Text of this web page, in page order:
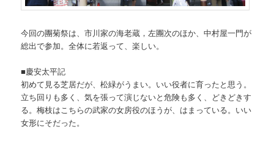
今回の團菊祭は、市川家の海老蔵，左團次のほか、中村屋一門が
総出で参加。全体に若返って、楽しい。
■慶安太平記
初めて見る芝居だが、松緑がうまい。いい役者に育ったと思う。
立ち回りも多く、気を張って演じないと危険も多く、どきどきす
る。梅枝はこちらの武家の女房役のほうが、はまっている。いい
女形にそだった。